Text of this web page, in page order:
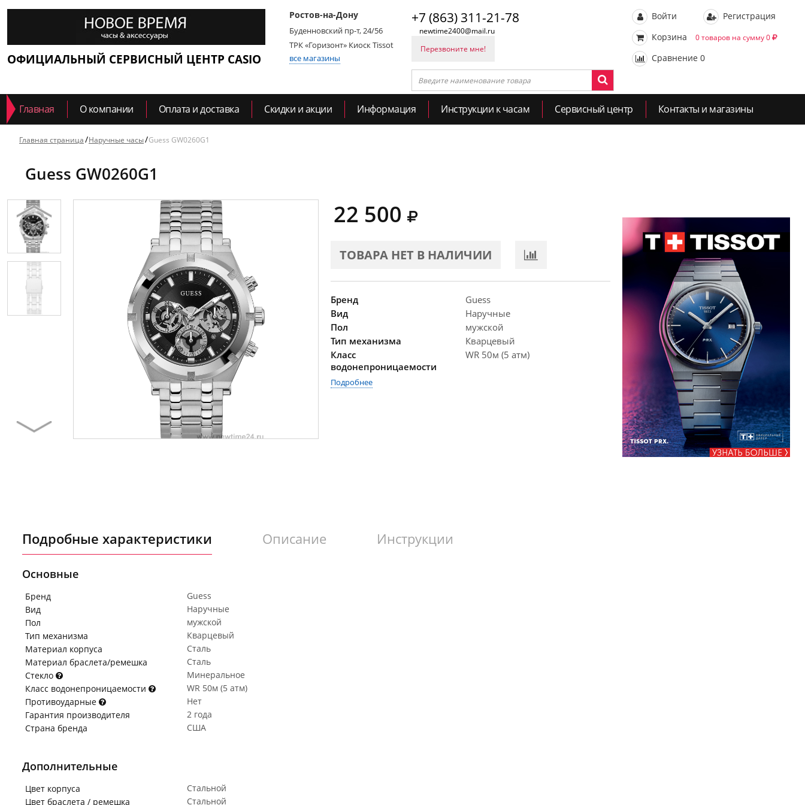
ОФИЦИАЛЬНЫЙ СЕРВИСНЫЙ ЦЕНТР CASIO
Ростов-на-Дону
Буденновский пр-т, 24/56
ТРК «Горизонт» Киоск Tissot
все магазины
+7 (863) 311-21-78
newtime2400@mail.ru
Перезвоните мне!
Войти
Регистрация
Корзина
0 товаров на сумму 0
Сравнение 0
Главная О компании Оплата и доставка Скидки и акции Информация Инструкции к часам Сервисный центр Контакты и магазины
Главная страница Наручные часы Guess GW0260G1
Guess GW0260G1
22 500
ТОВАРА НЕТ В НАЛИЧИИ
Бренд
Guess
Вид
Наручные
Пол
мужской
Тип механизма
Кварцевый
Класс
водонепроницаемости
WR 50м (5 атм)
Подробнее
Подробные характеристики Описание Инструкции
Основные
Бренд
Guess
Вид
Наручные
Пол
мужской
Тип механизма
Кварцевый
Материал корпуса
Сталь
Материал браслета/ремешка
Сталь
Стекло
Минеральное
Класс водонепроницаемости
WR 50м (5 атм)
Противоударные
Нет
Гарантия производителя
2 года
Страна бренда
США
Дополнительные
Цвет корпуса
Стальной
Цвет браслета / ремешка
Стальной